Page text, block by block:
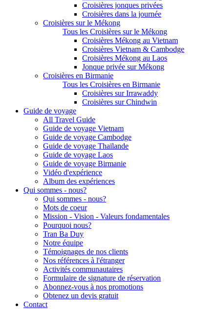
Croisières jonques privées
Croisières dans la journée
Croisières sur le Mékong
Tous les Croisières sur le Mékong
Croisières Mékong au Vietnam
Croisières Vietnam & Cambodge
Croisières Mékong au Laos
Jonque privée sur Mékong
Croisières en Birmanie
Tous les Croisières en Birmanie
Croisières sur Irrawaddy
Croisières sur Chindwin
Guide de voyage
All Travel Guide
Guide de voyage Vietnam
Guide de voyage Cambodge
Guide de voyage Thaïlande
Guide de voyage Laos
Guide de voyage Birmanie
Vidéo d'expérience
Album des expériences
Qui sommes - nous?
Qui sommes - nous?
Mots de coeur
Mission - Vision - Valeurs fondamentales
Pourquoi nous?
Tran Ba Duy
Notre équipe
Témoignages de nos clients
Nos références à l'étranger
Activités communautaires
Formulaire de signature de réservation
Abonnez-vous à nos promotions
Obtenez un devis gratuit
Contact